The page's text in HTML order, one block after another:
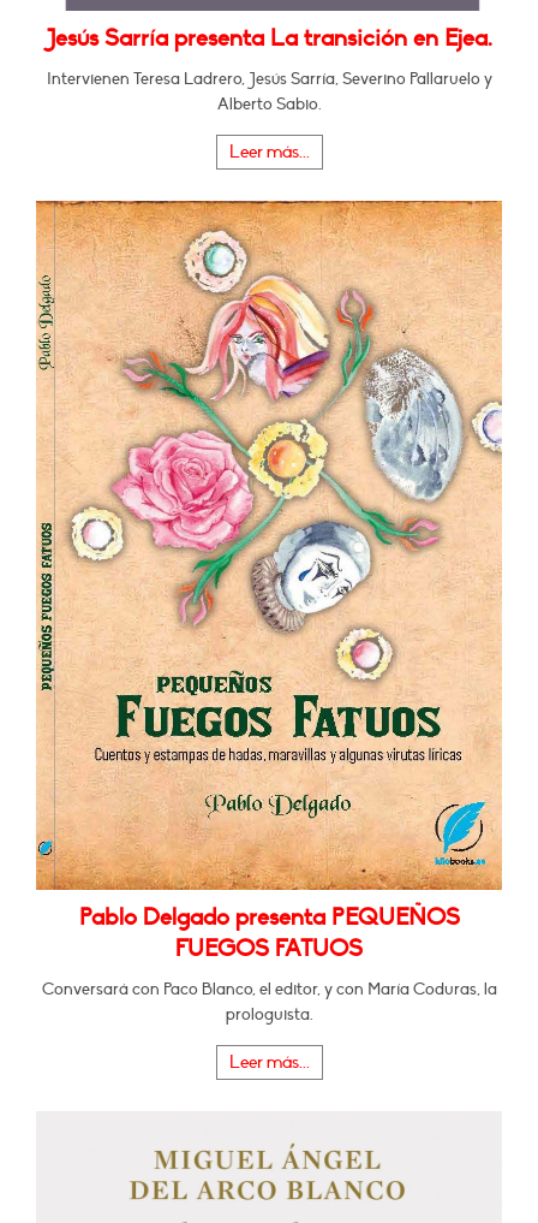
Jesús Sarría presenta La transición en Ejea.
Intervienen Teresa Ladrero, Jesús Sarría, Severino Pallaruelo y
Alberto Sabio.
Leer más...
Pablo Delgado presenta PEQUEÑOS
FUEGOS FATUOS
Conversará con Paco Blanco, el editor, y con María Coduras, la
prologuista.
Leer más...